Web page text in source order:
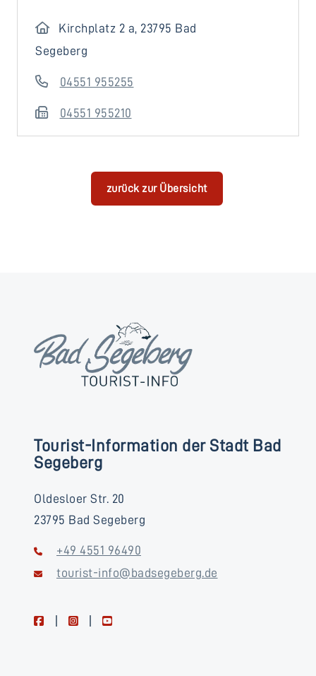
Kirchplatz 2 a, 23795 Bad
Segeberg
04551 955255
04551 955210
zurück zur Übersicht
Tourist-Information der Stadt Bad
Segeberg
Oldesloer Str. 20
23795 Bad Segeberg
+49 4551 96490
tourist-info@badsegeberg.de
facebookinstagramyoutube